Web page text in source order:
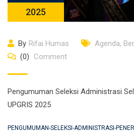
2025
By Rifai Humas Agenda,
(0)
Comment
Pengumuman Seleksi Administrasi
UPGRIS 2025
PENGUMUMAN-SELEKSI-ADMINISTRASI-